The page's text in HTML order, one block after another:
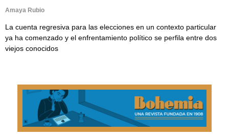
Amaya Rubio
La cuenta regresiva para las elecciones en un contexto particular
ya ha comenzado y el enfrentamiento político se perfila entre dos
viejos conocidos